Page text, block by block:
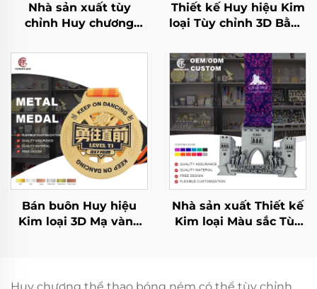
Nhà sản xuất tùy
chỉnh Huy chương
giải chạy marathon,
thể thao giải thưởng
kèm ruy băng
Thiết kế Huy hiệu Kim
loại Tùy chỉnh 3D Bằng
cho Chạy 5K, Bóng đá,
Đua xe, Giải thưởng
Hoàn thành Cuộc thi
Thể thao
Bán buôn Huy hiệu
Kim loại 3D Mạ vàng
thao, Trẻ em, Khiêu vũ
Nhà sản xuất Thiết kế
Kim loại Màu sắc Tùy
thao Hoàn thành Cuộc